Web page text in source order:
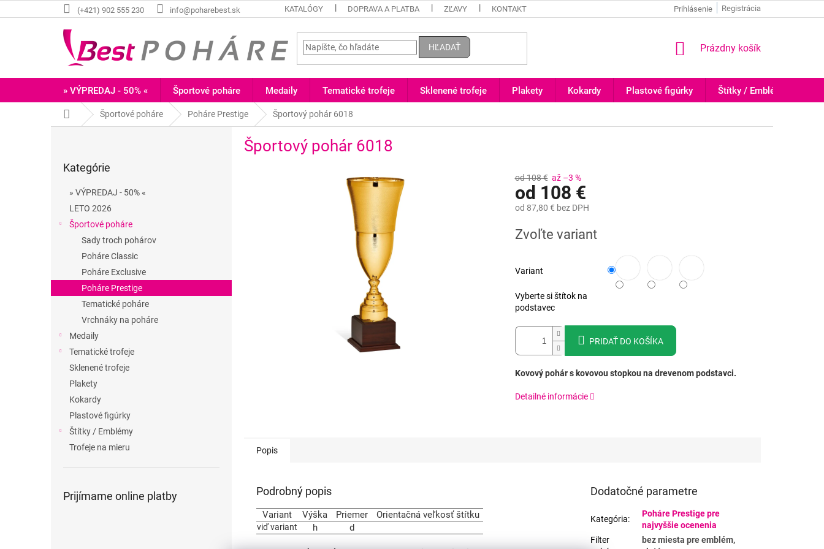
na
(+421) 902 555 230 info@poharebest.sk KATALÓGY DOPRAVA A PLATBA ZĽAVY KONTAKT Registrácia
Prihlásenie
HĽADAŤ
NÁKUPNÝ
Prázdny košík
» VÝPREDAJ - 50% « Športové poháre Medaily Tematické trofeje Sklenené trofeje Plakety Kokardy Plastové figúrky Štítky / Emblémy
DomovŠportové poháre Poháre Prestige Športový pohár 6018
kategórie
Kategórie
» VÝPREDAJ - 50% «
LETO 2026
Športové poháre
Sady troch pohárov
Poháre Classic
Poháre Exclusive
Poháre Prestige
Tematické poháre
Vrchnáky na poháre
Medaily
Tematické trofeje
Sklenené trofeje
Plakety
Kokardy
Plastové figúrky
Štítky / Emblémy
Trofeje na mieru
Prijímame online platby
Športový pohár 6018
od 108 € až –3 %
od 108 €
od 87,80 € bez DPH
cena:
Zvoľte variant
Variant
Vyberte si štítok na
podstavec
PRIDAŤ DO KOŠÍKA
Kovový pohár s kovovou stopkou na drevenom podstavci.
Detailné informácie
Popis
Podrobný popis
Variant Výška Priemer Orientačná veľkosť štítku
viď variant h d
Dodatočné parametre
Kategória:
Poháre Prestige pre
najvyššie ocenenia
Filter
bez miesta pre emblém,